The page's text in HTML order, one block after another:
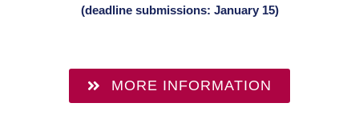
(deadline submissions: January 15)
MORE INFORMATION